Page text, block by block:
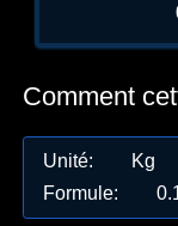
Comment
Unité:
Kg
Formule: